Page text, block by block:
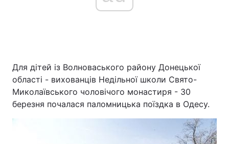
Для дітей із Волноваського району Донецької
області - вихованців Недільної школи Свято-
Миколаївського чоловічого монастиря - 30
березня почалася паломницька поїздка в Одесу.